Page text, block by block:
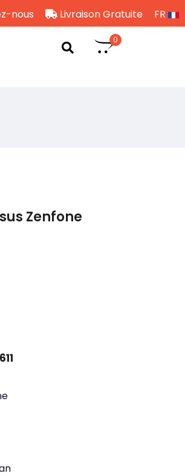
nous Livraison Gratuite FR
0
Zenfone